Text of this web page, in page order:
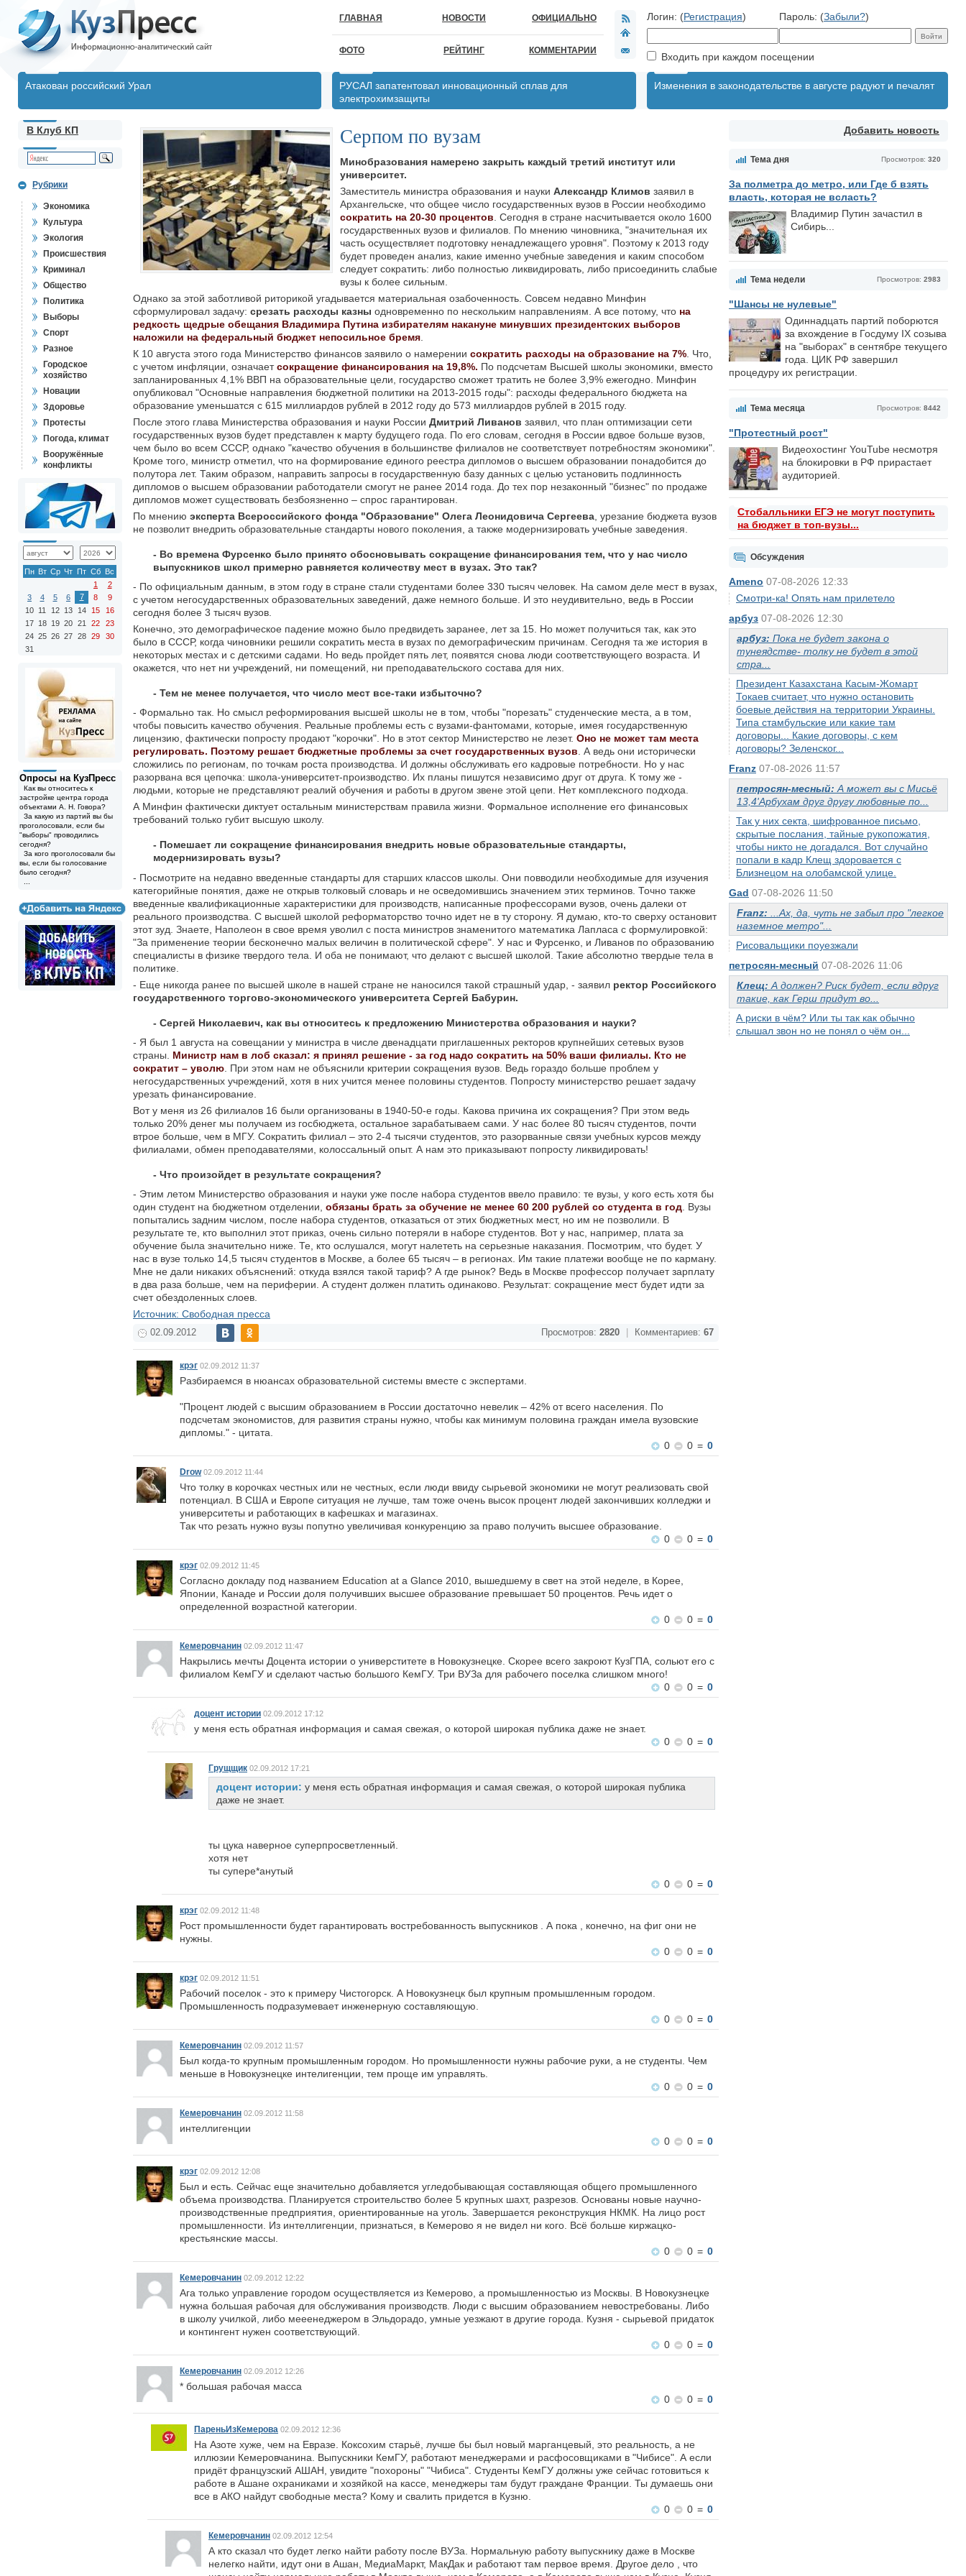
ГЛАВНАЯ НОВОСТИ ОФИЦИАЛЬНО
ФОТО РЕЙТИНГ КОММЕНТАРИИ
Логин: (Регистрация) Пароль: (Забыли?)
Входить при каждом посещении
Атакован российский Урал
РУСАЛ запатентовал инновационный сплав для
электрохимзащиты
Изменения в законодательстве в августе радуют и печалят
Добавить новость
Просмотров: 320
Тема дня
За полметра до метро, или Где б взять
власть, которая не всласть?
Владимир Путин зачастил в
Сибирь...
Просмотров: 2983
Тема недели
"Шансы не нулевые"
Одиннадцать партий поборются
за вхождение в Госдуму IX созыва
на "выборах" в сентябре текущего
года. ЦИК РФ завершил
процедуру их регистрации.
Просмотров: 8442
Тема месяца
"Протестный рост"
Видеохостинг YouTube несмотря
на блокировки в РФ прирастает
аудиторией.
Стобалльники ЕГЭ не могут поступить
на бюджет в топ-вузы...
Обсуждения
Ameno 07-08-2026 12:33
Смотри-ка! Опять нам прилетело
арбуз 07-08-2026 12:30
арбуз: Пока не будет закона о
тунеядстве- толку не будет в этой
стра...
Президент Казахстана Касым-Жомарт
Токаев считает, что нужно остановить
боевые действия на территории Украины.
Типа стамбульские или какие там
договоры... Какие договоры, с кем
договоры? Зеленског...
Franz 07-08-2026 11:57
петросян-месный: А может вы с Мисьё
13,4'Арбухам друг другу любовные по...
Так у них секта, шифрованное письмо,
скрытые послания, тайные рукопожатия,
чтобы никто не догадался. Вот случайно
попали в кадр Клещ здоровается с
Близнецом на олобамской улице.
Gad 07-08-2026 11:50
Franz:
...Ах, да, чуть не забыл про "легкое
наземное метро"...
Рисовальщики поуезжали
петросян-месный 07-08-2026 11:06
Клещ: А должен? Риск будет, если вдруг
такие, как Герш придут во...
А риски в чём? Или ты так как обычно
слышал звон но не понял о чём он...
В Клуб КП
Рубрики
Экономика
Культура
Экология
Происшествия
Криминал
Общество
Политика
Выборы
Спорт
Разное
Городское
хозяйство
Новации
Здоровье
Протесты
Погода, климат
Вооружённые
конфликты
Пн Вт Ср Чт Пт Сб Вс
1
2
3
4 5 6 7 8
9
10 11 12 13 14 15
16
17 18 19 20 21 22
23
24 25 26 27 28 29
30
31
Опросы на КузПресс
Как вы относитесь к
застройке центра города
объектами А. Н. Говора?
За какую из партий вы бы
проголосовали, если бы
"выборы" проводились
сегодня?
За кого проголосовали бы
вы, если бы голосование
было сегодня?
Серпом по вузам
Минобразования намерено закрыть каждый третий институт или
университет.
Заместитель министра образования и науки Александр Климов заявил в
Архангельске, что общее число государственных вузов в России необходимо
сократить на 20-30 процентов . Сегодня в стране насчитывается около 1600
государственных вузов и филиалов. По мнению чиновника, "значительная их
часть осуществляет подготовку ненадлежащего уровня". Поэтому к 2013 году
будет проведен анализ, какие именно учебные заведения и каким способом
следует сократить: либо полностью ликвидировать, либо присоединить слабые
вузы к более сильным.
Однако за этой заботливой риторикой угадывается материальная озабоченность. Совсем недавно Минфин
сформулировал задачу: срезать расходы казны одновременно по нескольким направлениям. А все потому, что на
редкость щедрые обещания Владимира Путина избирателям накануне минувших президентских выборов
наложили на федеральный бюджет непосильное бремя
К 10 августа этого года Министерство финансов заявило о намерении сократить расходы на образование на 7% . Что,
с учетом инфляции, означаетсокращение финансирования на 19,8%. По подсчетам Высшей школы экономики, вместо
запланированных 4,1% ВВП на образовательные цели, государство сможет тратить не более 3,9% ежегодно. Минфин
опубликовал "Основные направления бюджетной политики на 2013-2015 годы": расходы федерального бюджета на
образование уменьшатся с 615 миллиардов рублей в 2012 году до 573 миллиардов рублей в 2015 году.
После этого глава Министерства образования и науки России Дмитрий Ливанов заявил, что план оптимизации сети
государственных вузов будет представлен к марту будущего года. По его словам, сегодня в России вдвое больше вузов,
чем было во всем СССР, однако "качество обучения в большинстве филиалов не соответствует потребностям экономики".
Кроме того, министр отметил, что на формирование единого реестра дипломов о высшем образовании понадобится до
полутора лет. Таким образом, направить запросы в государственную базу данных с целью установить подлинность
дипломов о высшем образовании работодатели смогут не ранее 2014 года. До тех пор незаконный "бизнес" по продаже
дипломов может существовать безбоязненно – спрос гарантирован.
По мнению эксперта Всероссийского фонда "Образование" Олега Леонидовича Сергеева , урезание бюджета вузов
не позволит внедрить образовательные стандарты нового поколения, а также модернизировать учебные заведения.
- Во времена Фурсенко было принято обосновывать сокращение финансирования тем, что у нас число
выпускников школ примерно равняется количеству мест в вузах. Это так?
- По официальным данным, в этом году в стране стали студентами более 330 тысяч человек. На самом деле мест в вузах,
с учетом негосударственных образовательных заведений, даже немного больше. И это неудивительно, ведь в России
сегодня более 3 тысяч вузов.
Конечно, это демографическое падение можно было предвидеть заранее, лет за 15. Но может получиться так, как это
было в СССР, когда чиновники решили сократить места в вузах по демографическим причинам. Сегодня та же история в
некоторых местах и с детскими садами. Но ведь пройдет пять лет, появятся снова люди соответствующего возраста. И
окажется, что нет ни учреждений, ни помещений, ни преподавательского состава для них.
- Тем не менее получается, что число мест все-таки избыточно?
- Формально так. Но смысл реформирования высшей школы не в том, чтобы "порезать" студенческие места, а в том,
чтобы повысить качество обучения. Реальные проблемы есть с вузами-фантомами, которые, имея государственную
лицензию, фактически попросту продают "корочки". Но в этот сектор Министерство не лезет. Оно не может там места
регулировать. Поэтому решает бюджетные проблемы за счет государственных вузов. А ведь они исторически
сложились по регионам, по точкам роста производства. И должны обслуживать его кадровые потребности. Но у нас
разорвана вся цепочка: школа-университет-производство. Их планы пишутся независимо друг от друга. К тому же -
людьми, которые не представляют реалий обучения и работы в другом звене этой цепи. Нет комплексного подхода.
А Минфин фактически диктует остальным министерствам правила жизни. Формальное исполнение его финансовых
требований только губит высшую школу.
- Помешает ли сокращение финансирования внедрить новые образовательные стандарты,
модернизировать вузы?
- Посмотрите на недавно введенные стандарты для старших классов школы. Они повводили необходимые для изучения
категорийные понятия, даже не открыв толковый словарь и не осведомившись значением этих терминов. Точно также
введенные квалификационные характеристики для производств, написанные профессорами вузов, очень далеки от
реального производства. С высшей школой реформаторство точно идет не в ту сторону. Я думаю, кто-то сверху остановит
этот зуд. Знаете, Наполеон в свое время уволил с поста министров знаменитого математика Лапласа с формулировкой:
"За применение теории бесконечно малых величин в политической сфере". У нас и Фурсенко, и Ливанов по образованию
специалисты в физике твердого тела. И оба не понимают, что делают с высшей школой. Такие абсолютно твердые тела в
политике.
- Еще никогда ранее по высшей школе в нашей стране не наносился такой страшный удар, - заявил ректор Российского
государственного торгово-экономического университета Сергей Бабурин.
- Сергей Николаевич, как вы относитесь к предложению Министерства образования и науки?
- Я был 1 августа на совещании у министра в числе двенадцати приглашенных ректоров крупнейших сетевых вузов
страны. Министр нам в лоб сказал: я принял решение - за год надо сократить на 50% ваши филиалы. Кто не
сократит – уволю . При этом нам не объяснили критерии сокращения вузов. Ведь гораздо больше проблем у
негосударственных учреждений, хотя в них учится менее половины студентов. Попросту министерство решает задачу
урезать финансирование.
Вот у меня из 26 филиалов 16 были организованы в 1940-50-е годы. Какова причина их сокращения? При этом ведь
только 20% денег мы получаем из госбюджета, остальное зарабатываем сами. У нас более 80 тысяч студентов, почти
втрое больше, чем в МГУ. Сократить филиал – это 2-4 тысячи студентов, это разорванные связи учебных курсов между
филиалами, обмен преподавателями, колоссальный опыт. А нам это приказывают попросту ликвидировать!
- Что произойдет в результате сокращения?
- Этим летом Министерство образования и науки уже после набора студентов ввело правило: те вузы, у кого есть хотя бы
один студент на бюджетном отделении, обязаны брать за обучение не менее 60 200 рублей со студента в год . Вузы
попытались задним числом, после набора студентов, отказаться от этих бюджетных мест, но им не позволили. В
результате те, кто выполнил этот приказ, очень сильно потеряли в наборе студентов. Вот у нас, например, плата за
обучение была значительно ниже. Те, кто ослушался, могут налететь на серьезные наказания. Посмотрим, что будет. У
нас в вузе только 14,5 тысяч студентов в Москве, а более 65 тысяч – в регионах. Им такие платежи вообще не по карману.
Мне не дали никаких объяснений: откуда взялся такой тариф? А где рынок? Ведь в Москве профессор получает зарплату
в два раза больше, чем на периферии. А студент должен платить одинаково. Результат: сокращение мест будет идти за
счет обездоленных слоев.
Источник: Свободная пресса
02.09.2012 Просмотров: 2820 Комментариев: 67
крэг 02.09.2012 11:37
Разбираемся в нюансах образовательной системы вместе с экспертами.
"Процент людей с высшим образованием в России достаточно невелик – 42% от всего населения. По
подсчетам экономистов, для развития страны нужно, чтобы как минимум половина граждан имела вузовские
дипломы." - цитата.
0
0 = 0
Drow02.09.2012 11:44
Что толку в корочках честных или не честных, если люди ввиду сырьевой экономики не могут реализовать свой
потенциал. В США и Европе ситуация не лучше, там тоже очень высок процент людей закончивших колледжи и
университеты и работающих в кафешках и магазинах.
Так что резать нужно вузы попутно увеличивая конкуренцию за право получить высшее образование.
0
0 = 0
крэг 02.09.2012 11:45
Согласно докладу под названием Education at a Glance 2010, вышедшему в свет на этой неделе, в Корее,
Японии, Канаде и России доля получивших высшее образование превышает 50 процентов. Речь идет о
определенной возрастной категории.
0
0 = 0
Кемеровчанин 02.09.2012 11:47
Накрылись мечты Доцента истории о универститете в Новокузнецке. Скорее всего закроют КузГПА, сольют его с
филиалом КемГУ и сделают частью большого КемГУ. Три ВУЗа для рабочего поселка слишком много!
0
0 = 0
доцент истории 02.09.2012 17:12
у меня есть обратная информация и самая свежая, о которой широкая публика даже не знает.
0
0 = 0
Грущщик 02.09.2012 17:21
доцент истории: у меня есть обратная информация и самая свежая, о которой широкая публика
даже не знает.
ты цука наверное суперпросветленный.
хотя нет
ты супере*анутый
0
0 = 0
крэг 02.09.2012 11:48
Рост промышленности будет гарантировать востребованность выпускников . А пока , конечно, на фиг они не
нужны.
0
0 = 0
крэг 02.09.2012 11:51
Рабочий поселок - это к примеру Чистогорск. А Новокузнецк был крупным промышленным городом.
Промышленность подразумевает инженерную составляющую.
0
0 = 0
Кемеровчанин 02.09.2012 11:57
Был когда-то крупным промышленным городом. Но промышленности нужны рабочие руки, а не студенты. Чем
меньше в Новокузнецке интелигенции, тем проще им управлять.
0
0 = 0
Кемеровчанин 02.09.2012 11:58
интеллигенции
0
0 = 0
крэг 02.09.2012 12:08
Был и есть. Сейчас еще значительно добавляется угледобывающая составляющая общего промышленного
объема производства. Планируется строительство более 5 крупных шахт, разрезов. Основаны новые научно-
производственные предприятия, ориентированные на уголь. Завершается реконструкция НКМК. На лицо рост
промышленности. Из интеллигенции, признаться, в Кемерово я не видел ни кого. Всё больше киржацко-
крестьянские массы.
0
0 = 0
Кемеровчанин 02.09.2012 12:22
Ага только управление городом осуществляется из Кемерово, а промышленностью из Москвы. В Новокузнецке
нужна большая рабочая для обслуживания производств. Люди с высшим образованием невостребованы. Либо
в школу училкой, либо мееенеджером в Эльдорадо, умные уезжают в другие города. Кузня - сырьевой придаток
и контингент нужен соответствующий.
0
0 = 0
Кемеровчанин 02.09.2012 12:26
* большая рабочая масса
0
0 = 0
ПареньИзКемерова 02.09.2012 12:36
На Азоте хуже, чем на Евразе. Коксохим старьё, лучше бы был новый марганцевый, это реальность, а не
иллюзии Кемеровчанина. Выпускники КемГУ, работают менеджерами и расфосовщиками в "Чибисе". А если
придёт французский АШАН, увидите "похороны" "Чибиса". Студенты КемГУ должны уже сейчас готовиться к
работе в Ашане охраниками и хозяйкой на кассе, менеджеры там будут граждане Франции. Ты думаешь они
все в АКО найдут свободные места? Кому и свалить придется в Кузню.
0
0 = 0
Кемеровчанин 02.09.2012 12:54
А кто сказал что будет легко найти работу после ВУЗа. Нормальную работу выпускнику даже в Москве
нелегко найти, идут они в Ашан, МедиаМаркт, МакДак и работают там первое время. Другое дело , что